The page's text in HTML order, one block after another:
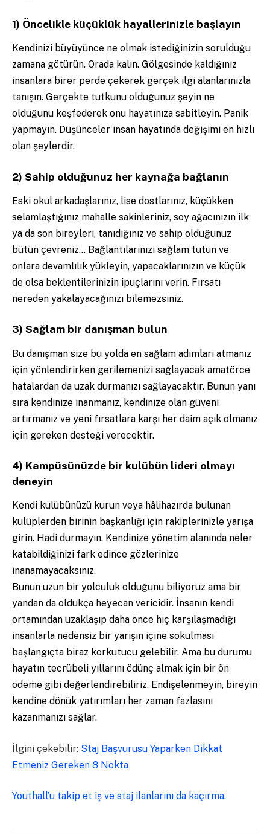
1) Öncelikle küçüklük hayallerinizle başlayın
Kendinizi büyüyünce ne olmak istediğinizin sorulduğu
zamana götürün. Orada kalın. Gölgesinde kaldığınız
insanlara birer perde çekerek gerçek ilgi alanlarınızla
tanışın. Gerçekte tutkunu olduğunuz şeyin ne
olduğunu keşfederek onu hayatınıza sabitleyin. Panik
yapmayın. Düşünceler insan hayatında değişimi en hızlı
olan şeylerdir.
2) Sahip olduğunuz her kaynağa bağlanın
Eski okul arkadaşlarınız, lise dostlarınız, küçükken
selamlaştığınız mahalle sakinleriniz, soy ağacınızın ilk
ya da son bireyleri, tanıdığınız ve sahip olduğunuz
bütün çevreniz… Bağlantılarınızı sağlam tutun ve
onlara devamlılık yükleyin, yapacaklarınızın ve küçük
de olsa beklentilerinizin ipuçlarını verin. Fırsatı
nereden yakalayacağınızı bilemezsiniz.
3) Sağlam bir danışman bulun
Bu danışman size bu yolda en sağlam adımları atmanız
için yönlendirirken gerilemenizi sağlayacak amatörce
hatalardan da uzak durmanızı sağlayacaktır. Bunun yanı
sıra kendinize inanmanız, kendinize olan güveni
artırmanız ve yeni fırsatlara karşı her daim açık olmanız
için gereken desteği verecektir.
4) Kampüsünüzde bir kulübün lideri olmayı
deneyin
Kendi kulübünüzü kurun veya hâlihazırda bulunan
kulüplerden birinin başkanlığı için rakiplerinizle yarışa
girin. Hadi durmayın. Kendinize yönetim alanında neler
katabildiğinizi fark edince gözlerinize
inanamayacaksınız.
Bunun uzun bir yolculuk olduğunu biliyoruz ama bir
yandan da oldukça heyecan vericidir. İnsanın kendi
ortamından uzaklaşıp daha önce hiç karşılaşmadığı
insanlarla nedensiz bir yarışın içine sokulması
başlangıçta biraz korkutucu gelebilir. Ama bu durumu
hayatın tecrübeli yıllarını ödünç almak için bir ön
ödeme gibi değerlendirebiliriz. Endişelenmeyin, bireyin
kendine dönük yatırımları her zaman fazlasını
kazanmanızı sağlar.
İlgini çekebilir: Staj Başvurusu Yaparken Dikkat
Etmeniz Gereken 8 Nokta
Youthall’u takip et iş ve staj ilanlarını da kaçırma.